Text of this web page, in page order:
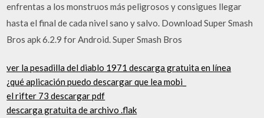
enfrentas a los monstruos más peligrosos y consigues llegar
hasta el final de cada nivel sano y salvo. Download Super Smash
Bros apk 6.2.9 for Android. Super Smash Bros
ver la pesadilla del diablo 1971 descarga gratuita en línea
¿qué aplicación puedo descargar que lea mobi_
el rifter 73 descargar pdf
descarga gratuita de archivo .flak